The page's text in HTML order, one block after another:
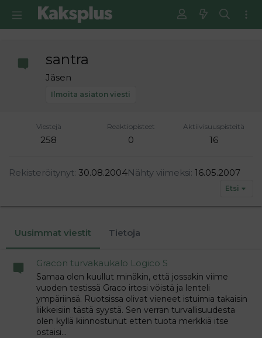
Ilmoita asiaton viesti
santra
Jäsen
Viestejä
258
Reaktiopisteet
0
Aktiivisuuspisteitä
16
Rekisteröitynyt 30.08.2004Nähty viimeksi 16.05.2007
Etsi
Uusimmat viestit Tietoja
Gracon turvakaukalo Logico S
Samaa olen kuullut minäkin, että jossakin viime
vuoden testissä Graco irtosi vöistä ja lenteli
ympäriinsä. Ruotsissa olivat vieneet istuimia takaisin
liikkeisiin tästä syystä. Sen verran turvallisuudesta
olen kyllä kiinnostunut etten tuota merkkiä itse
ostaisi...